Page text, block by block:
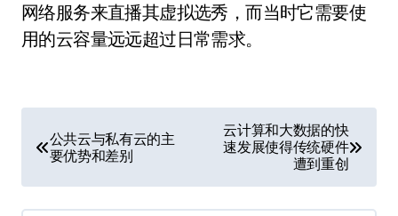
网络服务来直播其虚拟选秀，而当时它需要使
用的云容量远远超过日常需求。
章
导
公共云与私有云的主
要优势和差别
云计算和大数据的快
速发展使得传统硬件
遭到重创